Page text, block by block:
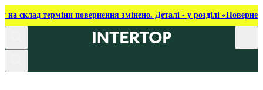
на склад терміни повернення змінено. Деталі - у розділі